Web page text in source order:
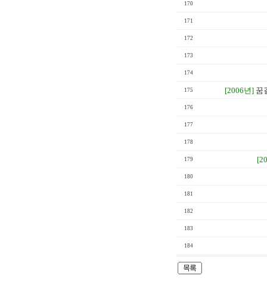
170
171
172
173
174
175 [2006년] 꿈
176
177
178
179
180
181
182
183
184